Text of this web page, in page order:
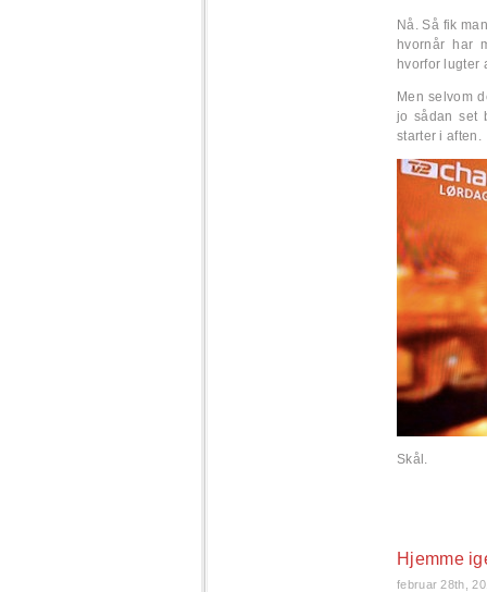
Nå. Så fik
hvornår har
hvorfor lugter
Men selvom
jo sådan set
starter i aften.
Skål.
Hjemme
februar 28th,